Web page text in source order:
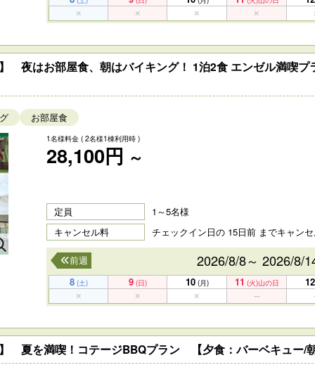
夜はお部屋食、朝はバイキング！ 1泊2食 エンゼル満喫
お部屋食
1名様料金 ( 2名様1棟利用時 )
28,100円 ～
定員
1～5名様
キャンセル料
チェックイン日の 15日前 までキャン
2026/8/8～ 2026/8/
前週
8 (土) 9 (日) 10 (月) 11 (火)山の日 12
夏を満喫！コテージBBQプラン 【夕食：バーベキュー/